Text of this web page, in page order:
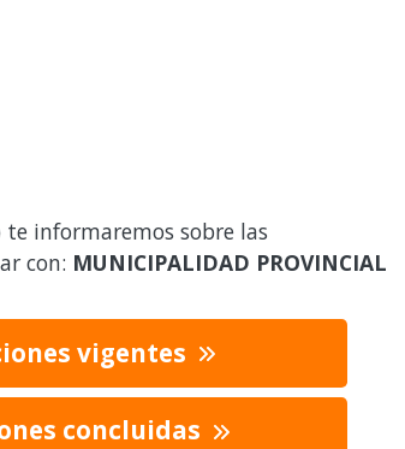
informaremos sobre las
con: MUNICIPALIDAD PROVINCIAL
vigentes
concluidas